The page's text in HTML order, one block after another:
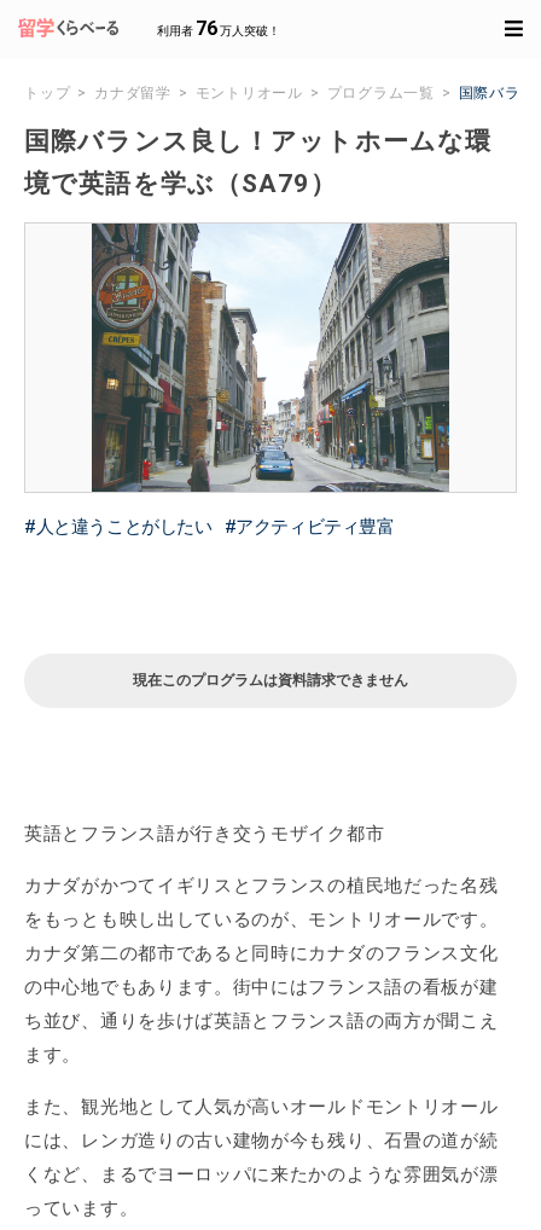
利用者 76万人突破！
トップ カナダ留学 モントリオール プログラム一覧 国際バラ
国際バランス良し！アットホームな環
境で英語を学ぶ（SA79）
人と違うことがしたい アクティビティ豊富
現在このプログラムは資料請求できません
英語とフランス語が行き交うモザイク都市
カナダがかつてイギリスとフランスの植民地だった名残
をもっとも映し出しているのが、モントリオールです。
カナダ第二の都市であると同時にカナダのフランス文化
の中心地でもあります。街中にはフランス語の看板が建
ち並び、通りを歩けば英語とフランス語の両方が聞こえ
ます。
また、観光地として人気が高いオールドモントリオール
には、レンガ造りの古い建物が今も残り、石畳の道が続
くなど、まるでヨーロッパに来たかのような雰囲気が漂
っています。